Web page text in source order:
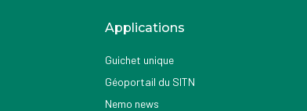
Applications
Guichet unique
Géoportail du SITN
Nemo news